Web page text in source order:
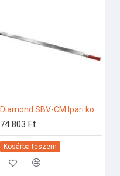
74 803 Ft
Kosárba teszem